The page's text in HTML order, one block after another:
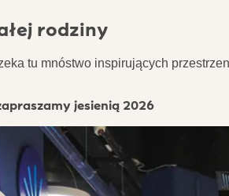
rodziny
tu mnóstwo inspirujących
jesienią 2026